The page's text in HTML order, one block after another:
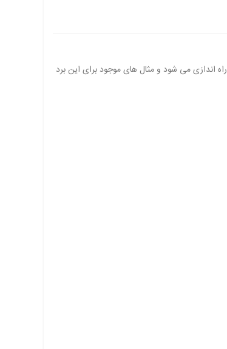
راه اندازی می شود و مثال های موجود برای این برد